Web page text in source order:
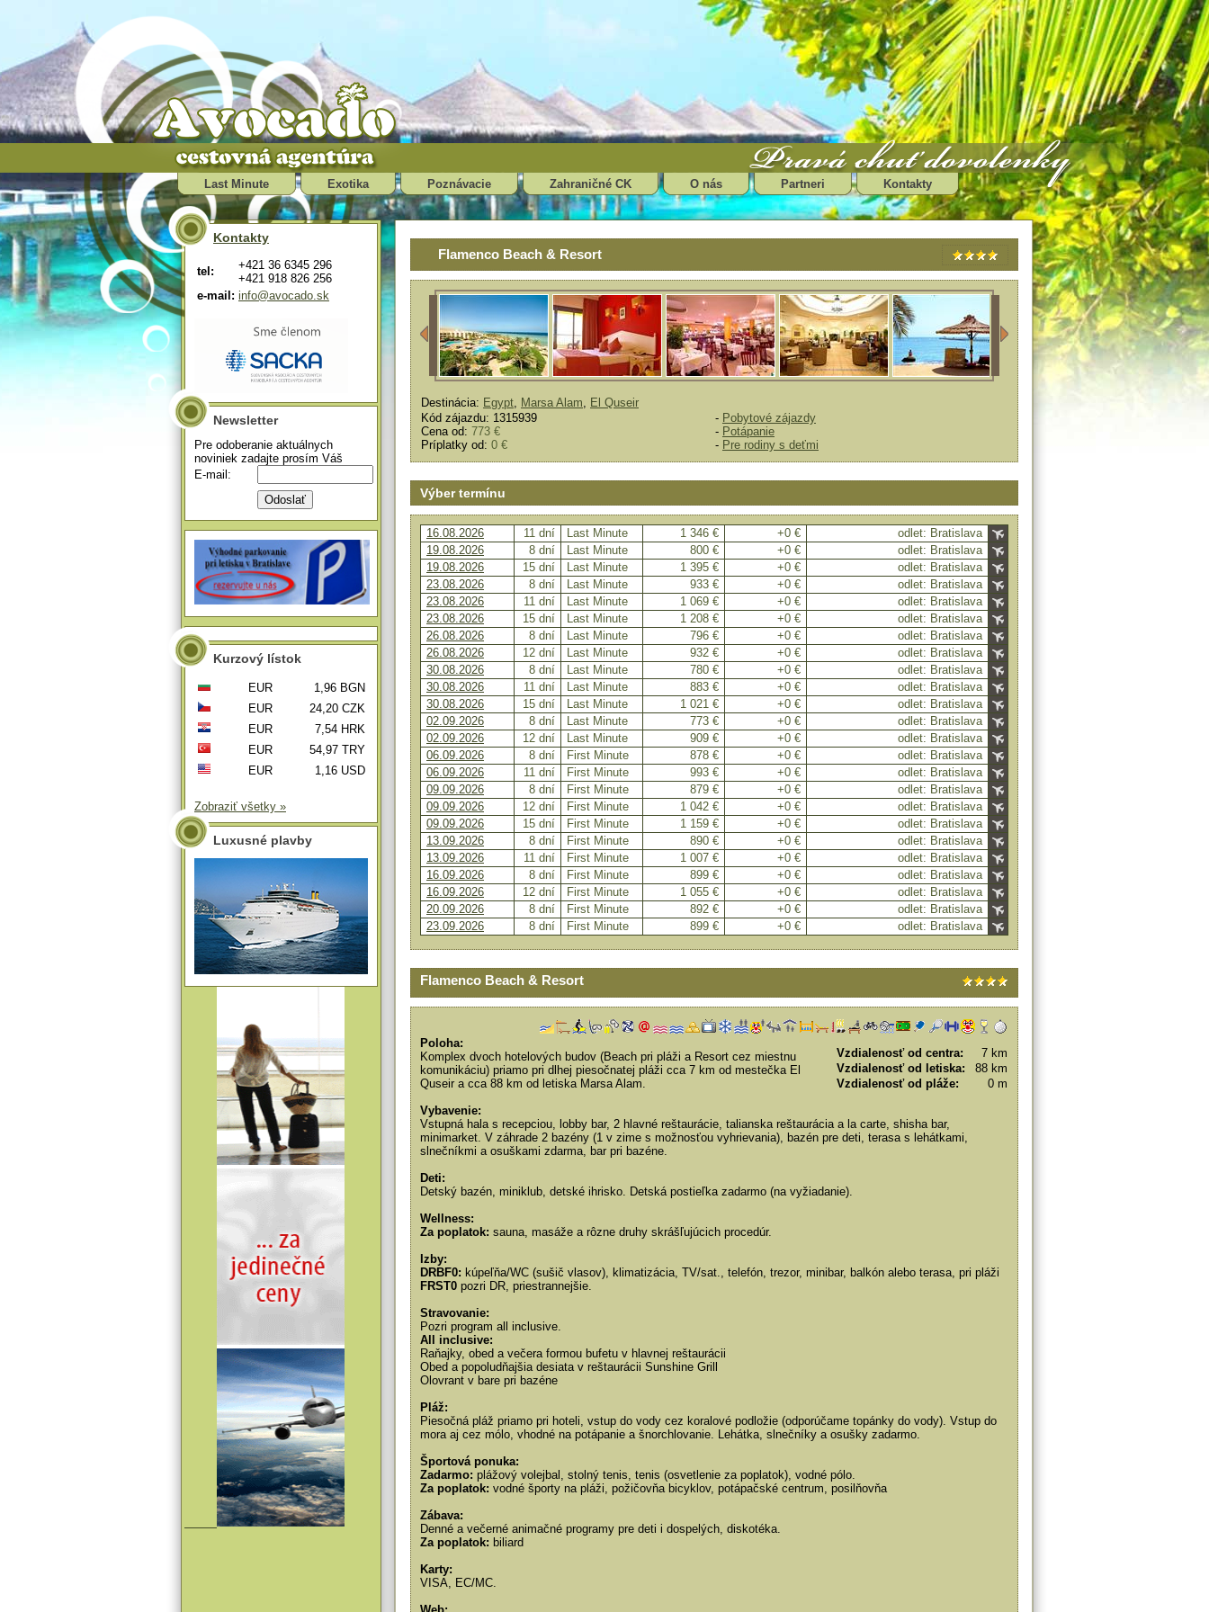
Last Minute Exotika Poznávacie Zahraničné CK O nás Partneri Kontakty
Flamenco Beach & Resort
Destinácia: Egypt, Marsa Alam, El Quseir
Kód zájazdu: 1315939
Cena od: 773 €
Príplatky od: 0 €
- Pobytové zájazdy
- Potápanie
- Pre rodiny s deťmi
Výber termínu
16.08.2026 11 dní Last Minute 1 346 € +0 €
odlet: Bratislava
19.08.2026
8 dní Last Minute 800 € +0 €
odlet: Bratislava
19.08.2026
15 dní Last Minute 1 395 € +0 €
odlet: Bratislava
23.08.2026
8 dní Last Minute 933 € +0 €
odlet: Bratislava
23.08.2026
11 dní Last Minute 1 069 € +0 €
odlet: Bratislava
23.08.2026
15 dní Last Minute 1 208 € +0 €
odlet: Bratislava
26.08.2026
8 dní Last Minute 796 € +0 €
odlet: Bratislava
26.08.2026
12 dní Last Minute 932 € +0 €
odlet: Bratislava
30.08.2026
8 dní Last Minute 780 € +0 €
odlet: Bratislava
30.08.2026
11 dní Last Minute 883 € +0 €
odlet: Bratislava
30.08.2026
15 dní Last Minute 1 021 € +0 €
odlet: Bratislava
02.09.2026
8 dní Last Minute 773 € +0 €
odlet: Bratislava
02.09.2026
12 dní Last Minute 909 € +0 €
odlet: Bratislava
06.09.2026
8 dní First Minute 878 € +0 €
odlet: Bratislava
06.09.2026
11 dní First Minute 993 € +0 €
odlet: Bratislava
09.09.2026
8 dní First Minute 879 € +0 €
odlet: Bratislava
09.09.2026
12 dní First Minute 1 042 € +0 €
odlet: Bratislava
09.09.2026
15 dní First Minute 1 159 € +0 €
odlet: Bratislava
13.09.2026
8 dní First Minute 890 € +0 €
odlet: Bratislava
13.09.2026
11 dní First Minute 1 007 € +0 €
odlet: Bratislava
16.09.2026
8 dní First Minute 899 € +0 €
odlet: Bratislava
16.09.2026
12 dní First Minute 1 055 € +0 €
odlet: Bratislava
20.09.2026
8 dní First Minute 892 € +0 €
odlet: Bratislava
23.09.2026
8 dní First Minute 899 € +0 € odlet: Bratislava
Flamenco Beach & Resort
Vzdialenosť od centra:
7 km
Vzdialenosť od letiska:
88 km
Vzdialenosť od pláže:
0 m
Poloha:
Komplex dvoch hotelových budov (Beach pri pláži a Resort cez miestnu
komunikáciu) priamo pri dlhej piesočnatej pláži cca 7 km od mestečka El
Quseir a cca 88 km od letiska Marsa Alam.
Vybavenie:
Vstupná hala s recepciou, lobby bar, 2 hlavné reštaurácie, talianska reštaurácia a la carte, shisha bar,
minimarket. V záhrade 2 bazény (1 v zime s možnosťou vyhrievania), bazén pre deti, terasa s lehátkami,
slnečníkmi a osuškami zdarma, bar pri bazéne.
Deti:
Detský bazén, miniklub, detské ihrisko. Detská postieľka zadarmo (na vyžiadanie).
Wellness:
Za poplatok: sauna, masáže a rôzne druhy skrášľujúcich procedúr.
Izby:
DRBF0: kúpeľňa/WC (sušič vlasov), klimatizácia, TV/sat., telefón, trezor, minibar, balkón alebo terasa, pri pláži
FRST0 pozri DR, priestrannejšie.
Stravovanie:
Pozri program all inclusive.
All inclusive:
Raňajky, obed a večera formou bufetu v hlavnej reštaurácii
Obed a popoludňajšia desiata v reštaurácii Sunshine Grill
Olovrant v bare pri bazéne
Pláž:
Piesočná pláž priamo pri hoteli, vstup do vody cez koralové podložie (odporúčame topánky do vody). Vstup do
mora aj cez mólo, vhodné na potápanie a šnorchlovanie. Lehátka, slnečníky a osušky zadarmo.
Športová ponuka:
Zadarmo: plážový volejbal, stolný tenis, tenis (osvetlenie za poplatok), vodné pólo.
Za poplatok: vodné športy na pláži, požičovňa bicyklov, potápačské centrum, posilňovňa
Zábava:
Denné a večerné animačné programy pre deti i dospelých, diskotéka.
Za poplatok: biliard
Karty:
VISA, EC/MC.
Kontakty
tel:
+421 36 6345 296
+421 918 826 256
e-mail: info@avocado.sk
Newsletter
Pre odoberanie aktuálnych
noviniek zadajte prosím Váš
E-mail:
Kurzový lístok
EUR
1,96 BGN
EUR
24,20 CZK
EUR
7,54 HRK
EUR
54,97 TRY
EUR
1,16 USD
Zobraziť všetky »
Luxusné plavby